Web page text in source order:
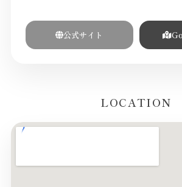
公式サイト
LOCATION